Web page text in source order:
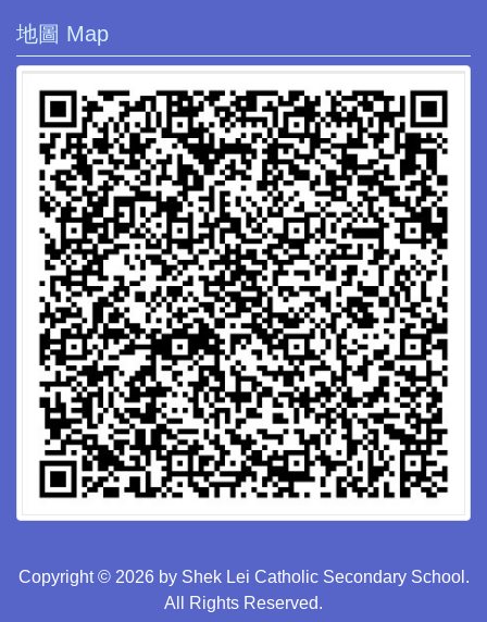
地圖 Map
Copyright © 2026 by Shek Lei Catholic Secondary School.
All Rights Reserved.